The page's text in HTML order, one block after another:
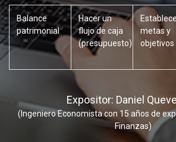
Balance
patrimonial
Hacer un
flujo de caja
(presupuesto)
metas y
objetivos
Expositor: Daniel
(Ingeniero Economista con 15 años de
Finanzas)